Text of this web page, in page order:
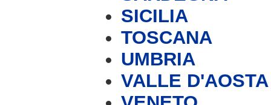
SICILIA
TOSCANA
UMBRIA
VALLE D'AOSTA